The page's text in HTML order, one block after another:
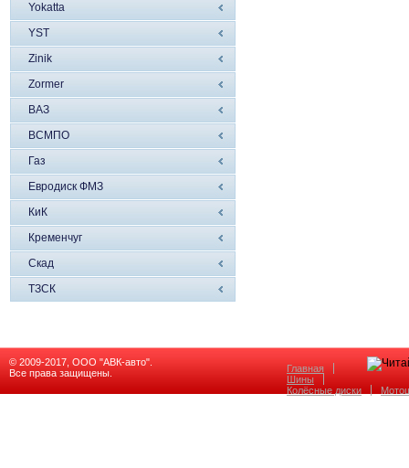
Yokatta
YST
Zinik
Zormer
ВАЗ
ВСМПО
Газ
Евродиск ФМЗ
КиК
Кременчуг
Скад
ТЗСК
© 2009-2017, ООО "АВК-авто".
Все права защищены.
Главная
Шины
Колёсные диски